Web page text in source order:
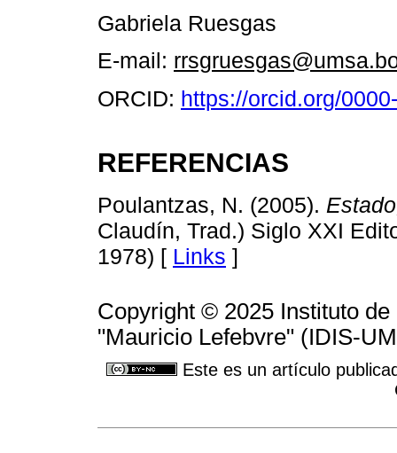
Gabriela Ruesgas
E-mail:
ORCID: https://orcid.org/
REFERENCIAS
Poulantzas, N. (2005).
Claudín, Trad.) Siglo XXI
1978) [ Links ]
Copyright © 2025 Instituto
"Mauricio Lefebvre" (IDIS-
Este es un artículo